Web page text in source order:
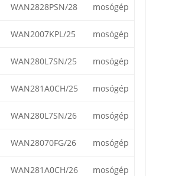
WAN2828PSN/28 mosógép
WAN2007KPL/25 mosógép
WAN280L7SN/25 mosógép
WAN281A0CH/25 mosógép
WAN280L7SN/26 mosógép
WAN28070FG/26 mosógép
WAN281A0CH/26 mosógép